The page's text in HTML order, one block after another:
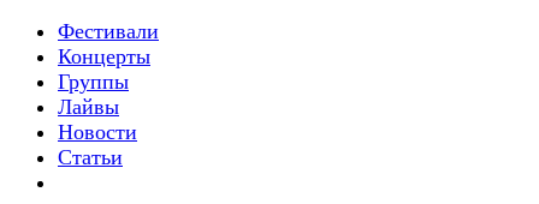
Фестивали
Концерты
Группы
Лайвы
Новости
Статьи